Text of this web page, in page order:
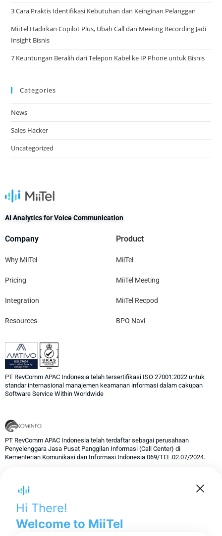
3 Cara Praktis Identifikasi Kebutuhan dan Keinginan Pelanggan​
MiiTel Hadirkan Copilot Plus, Ubah Call dan Meeting Recording Jadi
Insight Bisnis​
7 Keuntungan Beralih dari Telepon Kabel ke IP Phone untuk Bisnis​
Categories
News
Sales Hacker
Uncategorized
AI Analytics for Voice Communication
Company
Why MiiTel
Pricing
Integration
Resources
Product
MiiTel
MiiTel Meeting
MiiTel Recpod
BPO Navi
PT RevComm APAC Indonesia telah tersertifikasi ISO 27001:2022 untuk
standar internasional manajemen keamanan informasi dalam cakupan
Software Service Within Worldwide
PT RevComm APAC Indonesia telah terdaftar sebagai perusahaan
Penyelenggara Jasa Pusat Panggilan Informasi (Call Center) di
Kementerian Komunikasi dan Informasi Indonesia 069/TEL.02.07/2024.
© 2024 RevComm Inc. All rights reserved.